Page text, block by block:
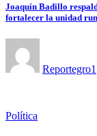
Joaquín Badillo
fortalecer la unidad
Reportegro1
Política